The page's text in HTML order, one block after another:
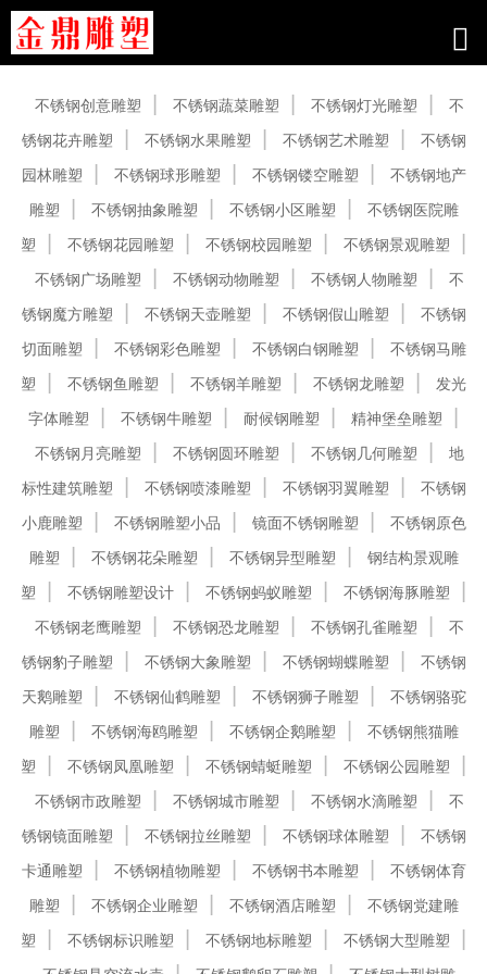
不锈钢创意雕塑 不锈钢蔬菜雕塑 不锈钢灯光雕塑
不
锈钢花卉雕塑
不锈钢水果雕塑 不锈钢艺术雕塑
不锈钢
园林雕塑
不锈钢球形雕塑 不锈钢镂空雕塑
不锈钢地产
雕塑
不锈钢抽象雕塑 不锈钢小区雕塑
不锈钢医院雕
塑
不锈钢花园雕塑 不锈钢校园雕塑
不锈钢景观雕塑
不锈钢广场雕塑
不锈钢动物雕塑 不锈钢人物雕塑
不
锈钢魔方雕塑
不锈钢天壶雕塑 不锈钢假山雕塑
不锈钢
切面雕塑
不锈钢彩色雕塑 不锈钢白钢雕塑
不锈钢马雕
塑
不锈钢鱼雕塑 不锈钢羊雕塑 不锈钢龙雕塑
发光
字体雕塑
不锈钢牛雕塑 耐候钢雕塑
精神堡垒雕塑
不锈钢月亮雕塑
不锈钢圆环雕塑 不锈钢几何雕塑
地
标性建筑雕塑
不锈钢喷漆雕塑 不锈钢羽翼雕塑
不锈钢
小鹿雕塑
不锈钢雕塑小品 镜面不锈钢雕塑
不锈钢原色
雕塑
不锈钢花朵雕塑 不锈钢异型雕塑
钢结构景观雕
塑
不锈钢雕塑设计 不锈钢蚂蚁雕塑
不锈钢海豚雕塑
不锈钢老鹰雕塑
不锈钢恐龙雕塑 不锈钢孔雀雕塑
不
锈钢豹子雕塑
不锈钢大象雕塑 不锈钢蝴蝶雕塑
不锈钢
天鹅雕塑
不锈钢仙鹤雕塑 不锈钢狮子雕塑
不锈钢骆驼
雕塑
不锈钢海鸥雕塑 不锈钢企鹅雕塑
不锈钢熊猫雕
塑
不锈钢凤凰雕塑 不锈钢蜻蜓雕塑
不锈钢公园雕塑
不锈钢市政雕塑
不锈钢城市雕塑 不锈钢水滴雕塑
不
锈钢镜面雕塑
不锈钢拉丝雕塑 不锈钢球体雕塑
不锈钢
卡通雕塑
不锈钢植物雕塑 不锈钢书本雕塑
不锈钢体育
雕塑
不锈钢企业雕塑 不锈钢酒店雕塑
不锈钢党建雕
塑
不锈钢标识雕塑 不锈钢地标雕塑
不锈钢大型雕塑